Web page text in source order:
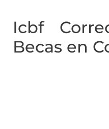
Icbf
Becas en